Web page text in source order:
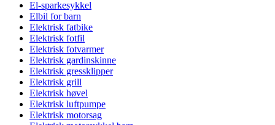
El-sparkesykkel
Elbil for barn
Elektrisk fatbike
Elektrisk fotfil
Elektrisk fotvarmer
Elektrisk gardinskinne
Elektrisk gressklipper
Elektrisk grill
Elektrisk høvel
Elektrisk luftpumpe
Elektrisk motorsag